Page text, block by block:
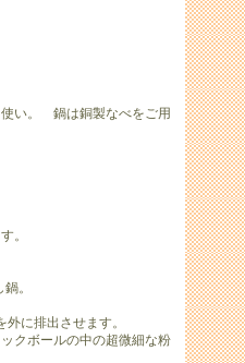
い。 鍋は銅製なべをご用
。
。
に排出させます。
クボールの中の超微細な粉